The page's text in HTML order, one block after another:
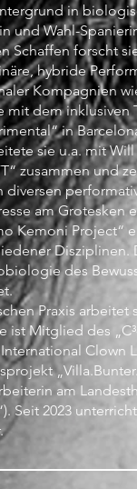
in
und Wahl-
Schaffen forscht
hybride
Kompagnien
mit dem inklusiven
in
sie u.a. mit
zusammen und
diversen
am Grotesken
Kemoni Project“
Disziplinen.
des
Praxis arbeitet
ist Mitglied des
Clown
am
Seit 2023